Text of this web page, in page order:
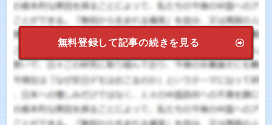
無料登録して記事の続きを見る